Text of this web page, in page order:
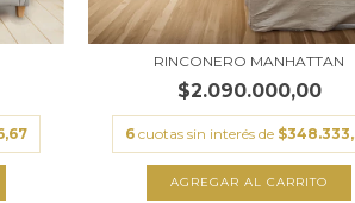
RINCONERO MANHATTAN
$2.090.000,00
6 cuotas sin interés de